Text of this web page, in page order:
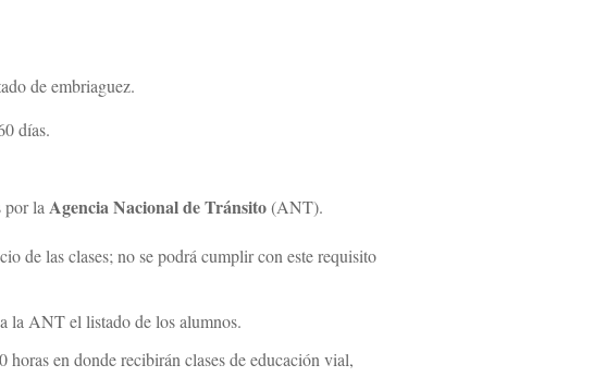
de embriaguez.
días.
por laAgencia Nacional de Tránsito(ANT).
de las clases; no se podrá cumplir con este requisito
la ANT el listado de los alumnos.
en donde recibirán clases de educación vial,